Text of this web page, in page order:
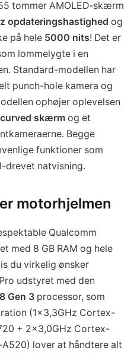
tommer AMOLED-skærm
opdateringshastighed og
på hele 5000 nits! Det er
lommelygte i en
Standard-modellen har
punch-hole kamera og
ophøjer oplevelsen
skærm og et
Begge
funktioner som
drevet natvisning.
motorhjelmen
Qualcomm
med 8 GB RAM og hele
du virkelig ønsker
udstyret med den
Gen 3 processor, som
(1×3,3GHz Cortex-
+ 2×3,0GHz Cortex-
lover at håndtere alt